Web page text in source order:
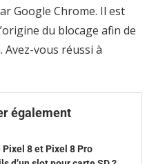
Google Chrome. Il est
du blocage afin de
vous réussi à
également
Pixel 8 et Pixel 8 Pro